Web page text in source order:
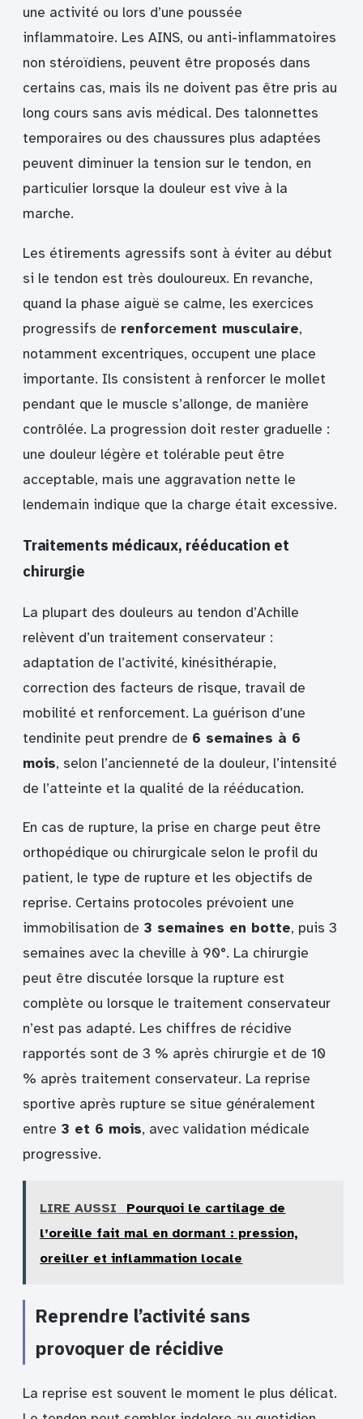
une activité ou lors d’une poussée
inflammatoire. Les AINS, ou anti-inflammatoires
non stéroïdiens, peuvent être proposés dans
certains cas, mais ils ne doivent pas être pris au
long cours sans avis médical. Des talonnettes
temporaires ou des chaussures plus adaptées
peuvent diminuer la tension sur le tendon, en
particulier lorsque la douleur est vive à la
marche.
Les étirements agressifs sont à éviter au début
si le tendon est très douloureux. En revanche,
quand la phase aiguë se calme, les exercices
progressifs de renforcement musculaire,
notamment excentriques, occupent une place
importante. Ils consistent à renforcer le mollet
pendant que le muscle s’allonge, de manière
contrôlée. La progression doit rester graduelle :
une douleur légère et tolérable peut être
acceptable, mais une aggravation nette le
lendemain indique que la charge était excessive.
Traitements médicaux, rééducation et
chirurgie
La plupart des douleurs au tendon d’Achille
relèvent d’un traitement conservateur :
adaptation de l’activité, kinésithérapie,
correction des facteurs de risque, travail de
mobilité et renforcement. La guérison d’une
tendinite peut prendre de 6 semaines à 6
mois, selon l’ancienneté de la douleur, l’intensité
de l’atteinte et la qualité de la rééducation.
En cas de rupture, la prise en charge peut être
orthopédique ou chirurgicale selon le profil du
patient, le type de rupture et les objectifs de
reprise. Certains protocoles prévoient une
immobilisation de 3 semaines en botte, puis 3
semaines avec la cheville à 90°. La chirurgie
peut être discutée lorsque la rupture est
complète ou lorsque le traitement conservateur
n’est pas adapté. Les chiffres de récidive
rapportés sont de 3 % après chirurgie et de 10
% après traitement conservateur. La reprise
sportive après rupture se situe généralement
entre 3 et 6 mois, avec validation médicale
progressive.
LIRE AUSSI
Pourquoi le cartilage de
l’oreille fait mal en dormant : pression,
oreiller et inflammation locale
Reprendre l’activité sans
provoquer de récidive
La reprise est souvent le moment le plus délicat.